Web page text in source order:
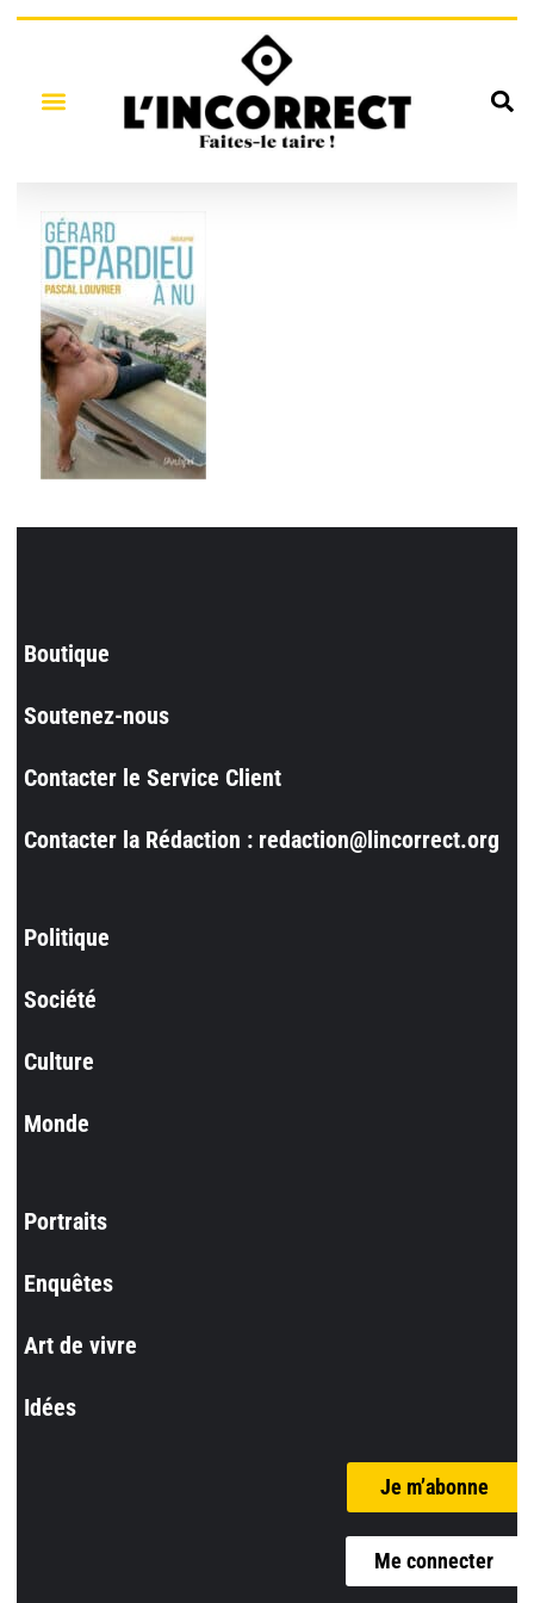
Boutique
Soutenez-nous
Contacter le Service Client
Contacter la Rédaction : redaction@lincorrect.org
Politique
Société
Culture
Monde
Portraits
Enquêtes
Art de vivre
Idées
Je m’abonne
Me connecter